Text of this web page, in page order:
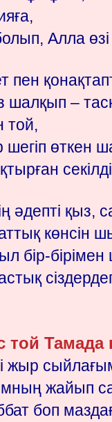
Алла
пен
шалқып –
той,
өткен
әдепті қыз,
көнсін
бір-
той Тамада
жыр
жайып
боп